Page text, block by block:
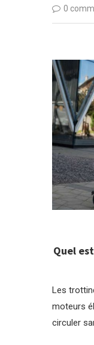
0
Quel
Les
moteurs
circuler